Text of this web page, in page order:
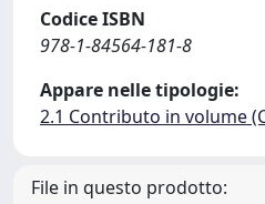
Codice ISBN
978-1-84564-181-8
Appare nelle tipologie:
2.1 Contributo in volume
File in questo prodotto: